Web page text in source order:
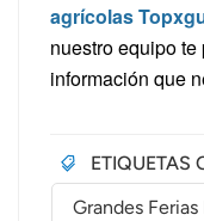
agrícolas
nuestro equipo
información que
ETIQUETAS
Grandes